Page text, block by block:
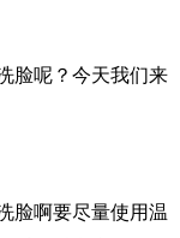
脸呢？今天我们来
脸啊要尽量使用温